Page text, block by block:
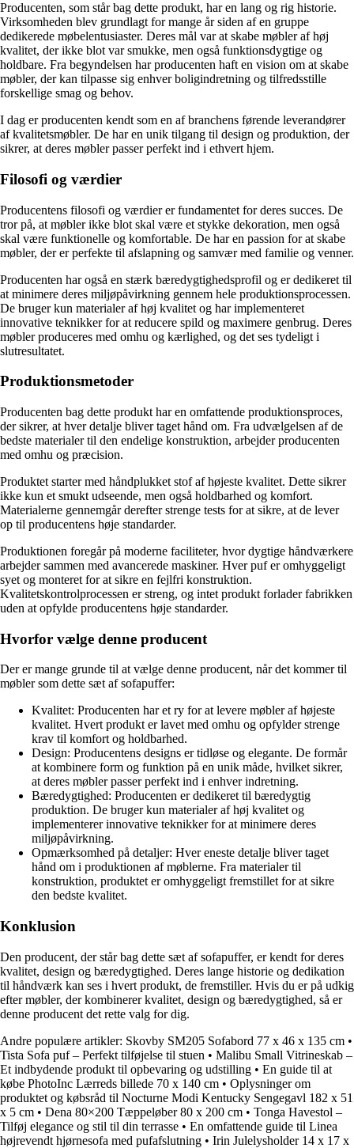
Producenten, som står bag dette produkt, har en lang og rig historie.
Virksomheden blev grundlagt for mange år siden af en gruppe
dedikerede møbelentusiaster. Deres mål var at skabe møbler af høj
kvalitet, der ikke blot var smukke, men også funktionsdygtige og
holdbare. Fra begyndelsen har producenten haft en vision om at skabe
møbler, der kan tilpasse sig enhver boligindretning og tilfredsstille
forskellige smag og behov.
I dag er producenten kendt som en af branchens førende leverandører
af kvalitetsmøbler. De har en unik tilgang til design og produktion, der
sikrer, at deres møbler passer perfekt ind i ethvert hjem.
Filosofi og værdier
Producentens filosofi og værdier er fundamentet for deres succes. De
tror på, at møbler ikke blot skal være et stykke dekoration, men også
skal være funktionelle og komfortable. De har en passion for at skabe
møbler, der er perfekte til afslapning og samvær med familie og venner.
Producenten har også en stærk bæredygtighedsprofil og er dedikeret til
at minimere deres miljøpåvirkning gennem hele produktionsprocessen.
De bruger kun materialer af høj kvalitet og har implementeret
innovative teknikker for at reducere spild og maximere genbrug. Deres
møbler produceres med omhu og kærlighed, og det ses tydeligt i
slutresultatet.
Produktionsmetoder
Producenten bag dette produkt har en omfattende produktionsproces,
der sikrer, at hver detalje bliver taget hånd om. Fra udvælgelsen af de
bedste materialer til den endelige konstruktion, arbejder producenten
med omhu og præcision.
Produktet starter med håndplukket stof af højeste kvalitet. Dette sikrer
ikke kun et smukt udseende, men også holdbarhed og komfort.
Materialerne gennemgår derefter strenge tests for at sikre, at de lever
op til producentens høje standarder.
Produktionen foregår på moderne faciliteter, hvor dygtige håndværkere
arbejder sammen med avancerede maskiner. Hver puf er omhyggeligt
syet og monteret for at sikre en fejlfri konstruktion.
Kvalitetskontrolprocessen er streng, og intet produkt forlader fabrikken
uden at opfylde producentens høje standarder.
Hvorfor vælge denne producent
Der er mange grunde til at vælge denne producent, når det kommer til
møbler som dette sæt af sofapuffer:
Kvalitet: Producenten har et ry for at levere møbler af højeste
kvalitet. Hvert produkt er lavet med omhu og opfylder strenge
krav til komfort og holdbarhed.
Design: Producentens designs er tidløse og elegante. De formår
at kombinere form og funktion på en unik måde, hvilket sikrer,
at deres møbler passer perfekt ind i enhver indretning.
Bæredygtighed: Producenten er dedikeret til bæredygtig
produktion. De bruger kun materialer af høj kvalitet og
implementerer innovative teknikker for at minimere deres
miljøpåvirkning.
Opmærksomhed på detaljer: Hver eneste detalje bliver taget
hånd om i produktionen af møblerne. Fra materialer til
konstruktion, produktet er omhyggeligt fremstillet for at sikre
den bedste kvalitet.
Konklusion
Den producent, der står bag dette sæt af sofapuffer, er kendt for deres
kvalitet, design og bæredygtighed. Deres lange historie og dedikation
til håndværk kan ses i hvert produkt, de fremstiller. Hvis du er på udkig
efter møbler, der kombinerer kvalitet, design og bæredygtighed, så er
denne producent det rette valg for dig.
Andre populære artikler: Skovby SM205 Sofabord 77 x 46 x 135 cm •
Tista Sofa puf – Perfekt tilføjelse til stuen • Malibu Small Vitrineskab –
Et indbydende produkt til opbevaring og udstilling • En guide til at
købe PhotoInc Lærreds billede 70 x 140 cm • Oplysninger om
produktet og købsråd til Nocturne Modi Kentucky Sengegavl 182 x 51
x 5 cm • Dena 80×200 Tæppeløber 80 x 200 cm • Tonga Havestol –
Tilføj elegance og stil til din terrasse • En omfattende guide til Linea
højrevendt hjørnesofa med pufafslutning • Irin Julelysholder 14 x 17 x